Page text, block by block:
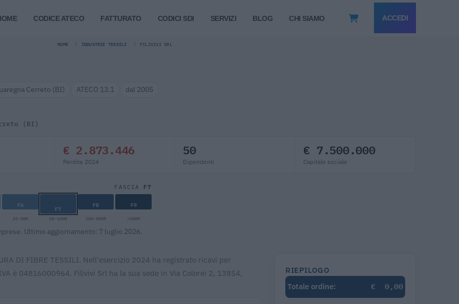
CODICE ATECO FATTURATO CODICI SDI SERVIZI BLOG CHI SIAMO ACCEDI
HOME INDUSTRIE TESSILI FILIVIVI SRL
Cerreto (BI) ATECO 13.1 dal 2005
(BI)
€ 2.873.446
Perdita 2024
50
Dipendenti
€ 7.500.000
Capitale sociale
FASCIA F7
F6 F7 F8 F9
25-50M 50-100M 100-500M >500M
Ultimo aggiornamento: 7 luglio 2026.
DI FIBRE TESSILI. Nell'esercizio 2024 ha registrato ricavi per
è 04816000964. Filivivi Srl ha la sua sede in Via Colorei 2, 13854,
RIEPILOGO
Totale ordine:
€ 0,00